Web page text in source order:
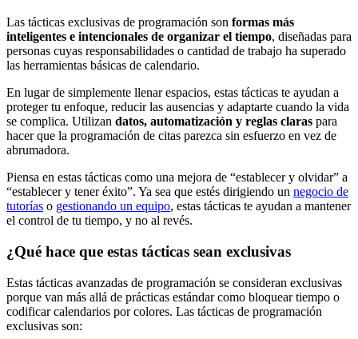
Las tácticas exclusivas de programación son formas más
inteligentes e intencionales de organizar el tiempo, diseñadas para
personas cuyas responsabilidades o cantidad de trabajo ha superado
las herramientas básicas de calendario.
En lugar de simplemente llenar espacios, estas tácticas te ayudan a
proteger tu enfoque, reducir las ausencias y adaptarte cuando la vida
se complica. Utilizan datos, automatización y reglas claras para
hacer que la programación de citas parezca sin esfuerzo en vez de
abrumadora.
Piensa en estas tácticas como una mejora de “establecer y olvidar” a
“establecer y tener éxito”. Ya sea que estés dirigiendo un negocio de
tutorías o gestionando un equipo, estas tácticas te ayudan a mantener
el control de tu tiempo, y no al revés.
¿Qué hace que estas tácticas sean exclusivas
Estas tácticas avanzadas de programación se consideran exclusivas
porque van más allá de prácticas estándar como bloquear tiempo o
codificar calendarios por colores. Las tácticas de programación
exclusivas son: